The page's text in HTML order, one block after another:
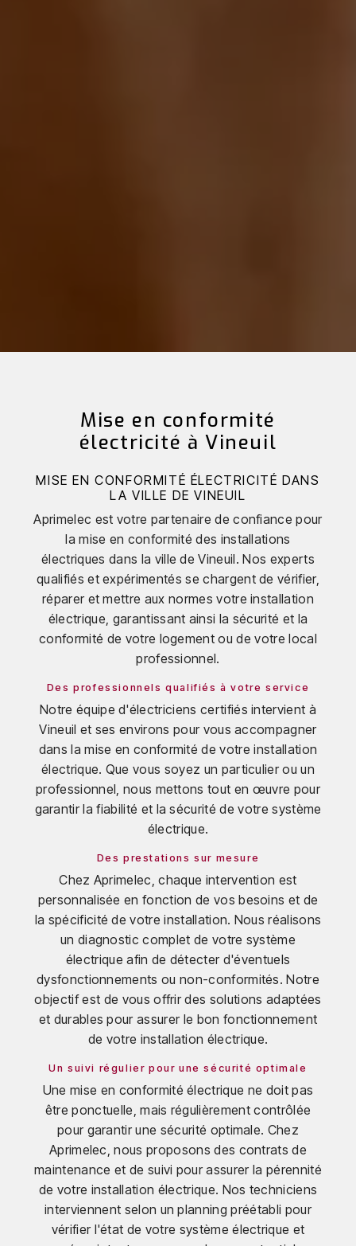
Mise en conformité
électricité à Vineuil
MISE EN CONFORMITÉ ÉLECTRICITÉ DANS
LA VILLE DE VINEUIL
Aprimelec est votre partenaire de confiance pour
la mise en conformité des installations
électriques dans la ville de Vineuil. Nos experts
qualifiés et expérimentés se chargent de vérifier,
réparer et mettre aux normes votre installation
électrique, garantissant ainsi la sécurité et la
conformité de votre logement ou de votre local
professionnel.
Des professionnels qualifiés à votre service
Notre équipe d'électriciens certifiés intervient à
Vineuil et ses environs pour vous accompagner
dans la mise en conformité de votre installation
électrique. Que vous soyez un particulier ou un
professionnel, nous mettons tout en œuvre pour
garantir la fiabilité et la sécurité de votre système
électrique.
Des prestations sur mesure
Chez Aprimelec, chaque intervention est
personnalisée en fonction de vos besoins et de
la spécificité de votre installation. Nous réalisons
un diagnostic complet de votre système
électrique afin de détecter d'éventuels
dysfonctionnements ou non-conformités. Notre
objectif est de vous offrir des solutions adaptées
et durables pour assurer le bon fonctionnement
de votre installation électrique.
Un suivi régulier pour une sécurité optimale
Une mise en conformité électrique ne doit pas
être ponctuelle, mais régulièrement contrôlée
pour garantir une sécurité optimale. Chez
Aprimelec, nous proposons des contrats de
maintenance et de suivi pour assurer la pérennité
de votre installation électrique. Nos techniciens
interviennent selon un planning préétabli pour
vérifier l'état de votre système électrique et